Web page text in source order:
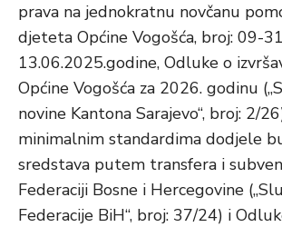
prava na jednokratnu novčanu
djeteta Općine Vogošća, broj: 09-
13.06.2025.godine, Odluke o
Općine Vogošća za 2026. godinu
novine Kantona Sarajevo“, broj: 2/
minimalnim standardima dodjele
sredstava putem transfera i
Federaciji Bosne i Hercegovine
Federacije BiH“, broj: 37/24) i